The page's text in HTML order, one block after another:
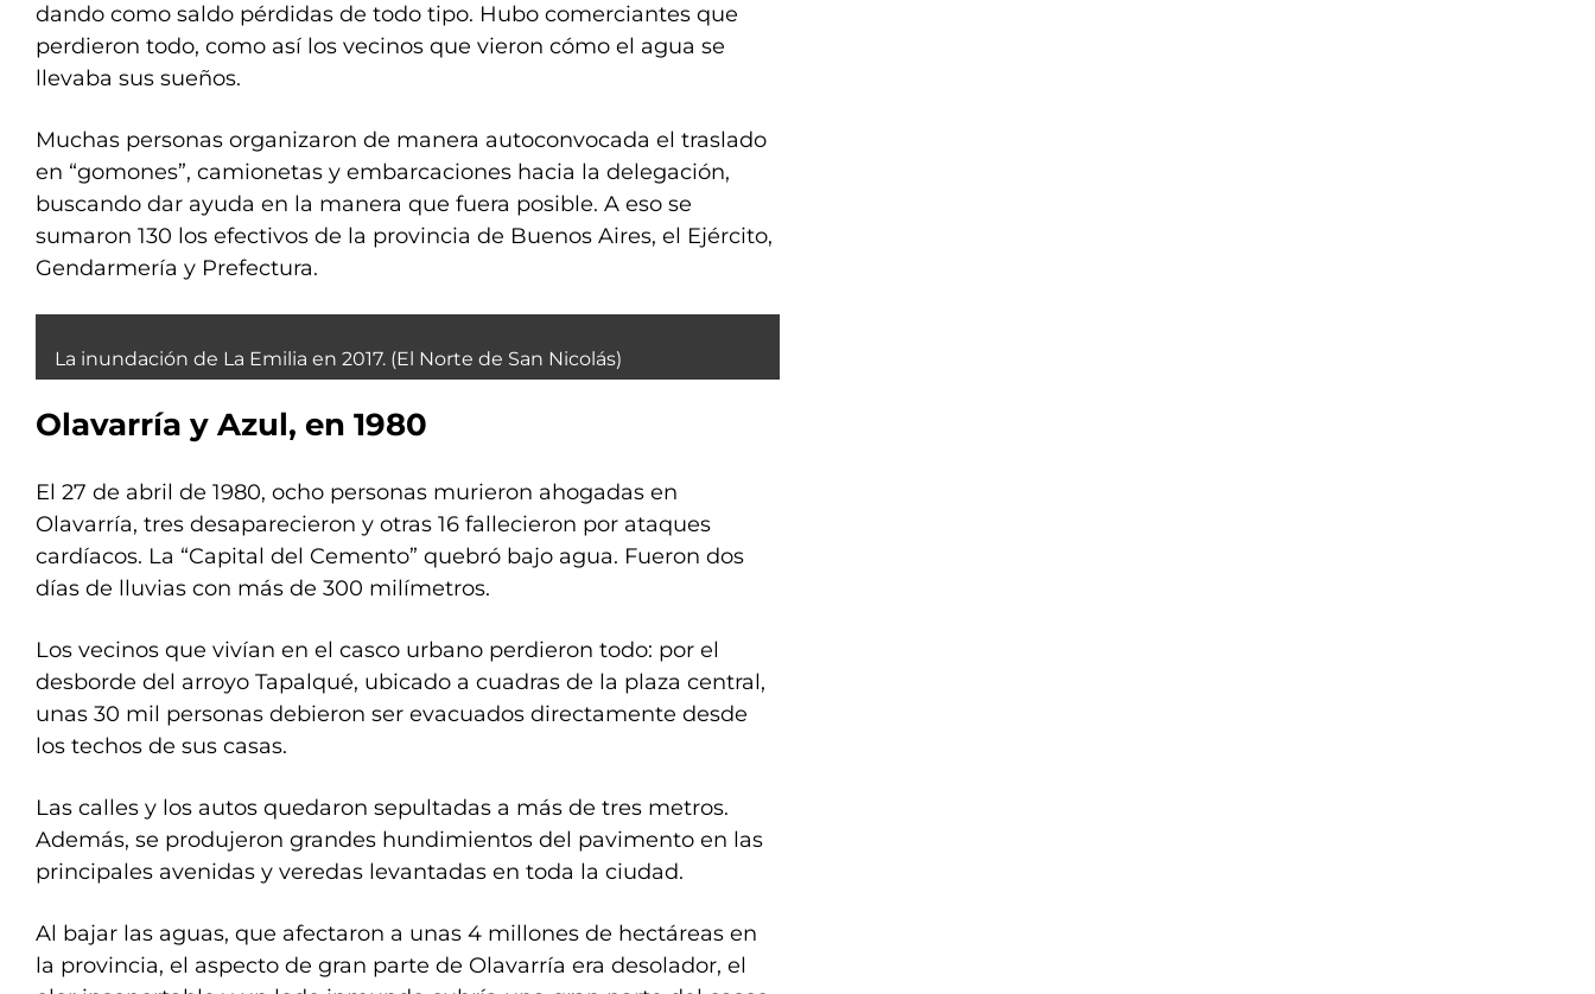
dando como saldo pérdidas de todo tipo. Hubo comerciantes que
perdieron todo, como así los vecinos que vieron cómo el agua se
llevaba sus sueños.
Muchas personas organizaron de manera autoconvocada el traslado
en “gomones”, camionetas y embarcaciones hacia la delegación,
buscando dar ayuda en la manera que fuera posible. A eso se
sumaron 130 los efectivos de la provincia de Buenos Aires, el Ejército,
Gendarmería y Prefectura.
La inundación de La Emilia en 2017. (El Norte de San Nicolás)
Olavarría y Azul, en 1980
El 27 de abril de 1980, ocho personas murieron ahogadas en
Olavarría, tres desaparecieron y otras 16 fallecieron por ataques
cardíacos. La “Capital del Cemento” quebró bajo agua. Fueron dos
días de lluvias con más de 300 milímetros.
Los vecinos que vivían en el casco urbano perdieron todo: por el
desborde del arroyo Tapalqué, ubicado a cuadras de la plaza central,
unas 30 mil personas debieron ser evacuados directamente desde
los techos de sus casas.
Las calles y los autos quedaron sepultadas a más de tres metros.
Además, se produjeron grandes hundimientos del pavimento en las
principales avenidas y veredas levantadas en toda la ciudad.
Al bajar las aguas, que afectaron a unas 4 millones de hectáreas en
la provincia, el aspecto de gran parte de Olavarría era desolador, el